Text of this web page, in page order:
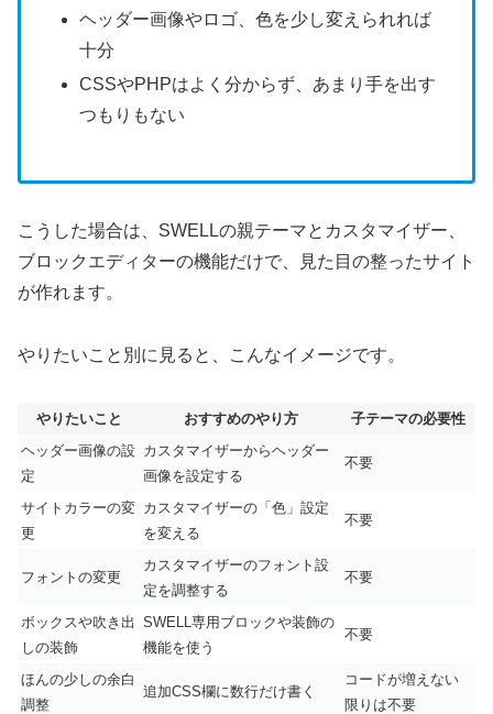
ヘッダー画像やロゴ、色を少し変えられれば
十分
CSSやPHPはよく分からず、あまり手を出す
つもりもない
こうした場合は、SWELLの親テーマとカスタマイザー、
ブロックエディターの機能だけで、見た目の整ったサイト
が作れます。
やりたいこと別に見ると、こんなイメージです。
やりたいこと おすすめのやり方
子テーマの必要性
ヘッダー画像の設
定
カスタマイザーからヘッダー
画像を設定する
不要
サイトカラーの変
更
カスタマイザーの「色」設定
を変える
不要
フォントの変更
カスタマイザーのフォント設
定を調整する
不要
ボックスや吹き出
しの装飾
SWELL専用ブロックや装飾の
機能を使う
不要
ほんの少しの余白
調整
追加CSS欄に数行だけ書く
コードが増えない
限りは不要